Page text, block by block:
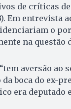
de críticas
Em entrevista
o
na questão
aversão ao
boca do ex-
era deputado